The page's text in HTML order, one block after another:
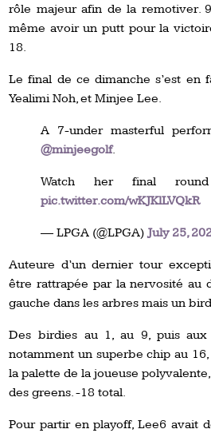
rôle majeur afin de la remotiver.
même avoir un putt pour la
18.
Le final de ce dimanche s’est en
Yealimi Noh, et Minjee Lee.
A 7-under masterful
@minjeegolf.
Watch her final
pic.twitter.com/wKJKlLVQkR
— LPGA (@LPGA)July 25,
Auteure d’un dernier tour
être rattrapée par la nervosité au
gauche dans les arbres mais un
Des birdies au 1, au 9, puis
notamment un superbe chip au
la palette de la joueuse
des greens. -18 total.
Pour partir en playoff, Lee6 avait